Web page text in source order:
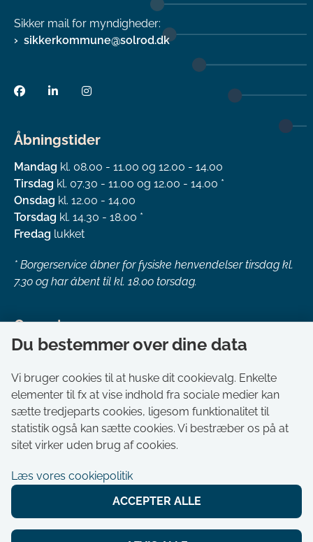
Sikker mail for myndigheder:
sikkerkommune@solrod.dk
Åbningstider
Mandag kl. 08.00 - 11.00 og 12.00 - 14.00
Tirsdag kl. 07.30 - 11.00 og 12.00 - 14.00 *
Onsdag kl. 12.00 - 14.00
Torsdag kl. 14.30 - 18.00 *
Fredag lukket
* Borgerservice åbner for fysiske henvendelser tirsdag kl.
7.30 og har åbent til kl. 18.00 torsdag.
Genveje
Aktuelt
Akut hjælp
Bestil tid i Borgerservice
Ledige stillinger
Du bestemmer over dine data
Vi bruger cookies til at huske dit cookievalg. Enkelte
elementer til fx at vise indhold fra sociale medier kan
sætte tredjeparts cookies, ligesom funktionalitet til
statistik også kan sætte cookies. Vi bestræber os på at
sitet virker uden brug af cookies.
Læs vores cookiepolitik
ACCEPTER ALLE